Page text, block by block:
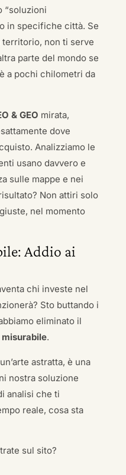
“soluzioni
in specifiche città. Se
territorio, non ti serve
parte del mondo se
a pochi chilometri da
& GEO mirata,
dove
Analizziamo le
usano davvero e
sulle mappe e nei
Non attiri solo
nel momento
Addio ai
chi investe nel
Sto buttando i
eliminato il
.
astratta, è una
nostra soluzione
analisi che ti
reale, cosa sta
sul sito?